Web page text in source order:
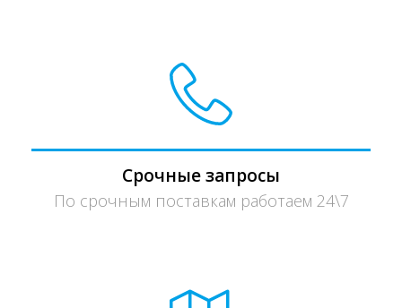
Срочные запросы
По срочным поставкам работаем 24\7